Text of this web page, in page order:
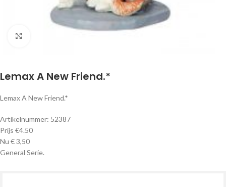
Lemax A New Friend.*
Lemax A New Friend.*
Artikelnummer: 52387
Prijs €4.50
Nu € 3,50
General Serie.